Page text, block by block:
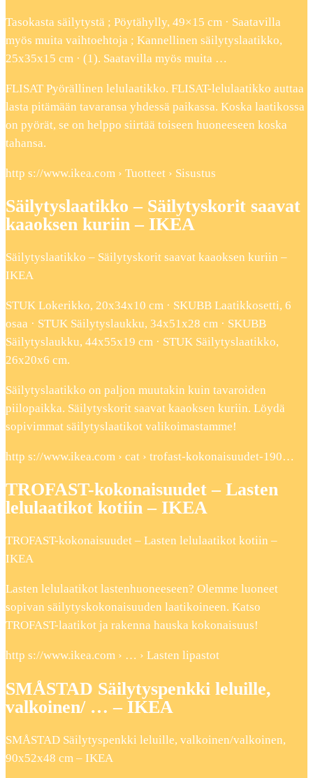
Tasokasta säilytystä ; Pöytähylly, 49×15 cm · Saatavilla
myös muita vaihtoehtoja ; Kannellinen säilytyslaatikko,
25x35x15 cm · (1). Saatavilla myös muita …
FLISAT Pyörällinen lelulaatikko. FLISAT-lelulaatikko auttaa
lasta pitämään tavaransa yhdessä paikassa. Koska laatikossa
on pyörät, se on helppo siirtää toiseen huoneeseen koska
tahansa.
http s://www.ikea.com › Tuotteet › Sisustus
Säilytyslaatikko – Säilytyskorit saavat
kaaoksen kuriin – IKEA
Säilytyslaatikko – Säilytyskorit saavat kaaoksen kuriin –
IKEA
STUK Lokerikko, 20x34x10 cm · SKUBB Laatikkosetti, 6
osaa · STUK Säilytyslaukku, 34x51x28 cm · SKUBB
Säilytyslaukku, 44x55x19 cm · STUK Säilytyslaatikko,
26x20x6 cm.
Säilytyslaatikko on paljon muutakin kuin tavaroiden
piilopaikka. Säilytyskorit saavat kaaoksen kuriin. Löydä
sopivimmat säilytyslaatikot valikoimastamme!
http s://www.ikea.com › cat › trofast-kokonaisuudet-190…
TROFAST-kokonaisuudet – Lasten
lelulaatikot kotiin – IKEA
TROFAST-kokonaisuudet – Lasten lelulaatikot kotiin –
IKEA
Lasten lelulaatikot lastenhuoneeseen? Olemme luoneet
sopivan säilytyskokonaisuuden laatikoineen. Katso
TROFAST-laatikot ja rakenna hauska kokonaisuus!
http s://www.ikea.com › … › Lasten lipastot
SMÅSTAD Säilytyspenkki leluille,
valkoinen/ … – IKEA
SMÅSTAD Säilytyspenkki leluille, valkoinen/valkoinen,
90x52x48 cm – IKEA